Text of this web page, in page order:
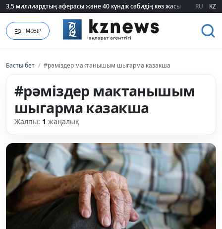
3,5 миллиардтың аферасы және 40 күндік сәбидің көз жасы:
3,5 миллиардтың аферасы және 40 күндік сәбидің көз жасы: RU KZ
МӘЗІР
Басты бет / #рәміздер мактанышым шыгарма казакша
#рәміздер мактанышым
шыгарма казакша
Жалпы: 1 жаңалық